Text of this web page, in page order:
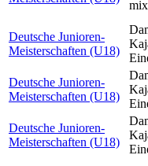
Deutsche Junioren-
Meisterschaften (U18)
Deutsche Junioren-
Meisterschaften (U18)
Deutsche Junioren-
Meisterschaften (U18)